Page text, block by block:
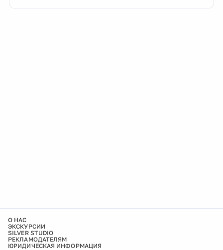
О НАС
ЭКСКУРСИИ
SILVER STUDIO
РЕКЛАМОДАТЕЛЯМ
ЮРИДИЧЕСКАЯ ИНФОРМАЦИЯ